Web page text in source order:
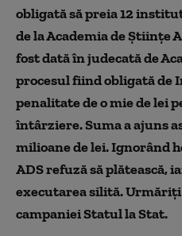
obligată să preia 12
de la Academia de Științe
fost dată în judecată de
procesul fiind obligată de
penalitate de o mie de lei
întârziere. Suma a ajuns
milioane de lei. Ignorând
ADS refuză să plătească,
executarea silită. Urmăriți
campaniei Statul la Stat.